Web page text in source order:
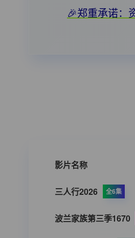
🎉郑重承诺：
影片名称
三人行2026 全6集
波兰家族第三季1670